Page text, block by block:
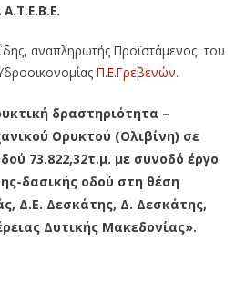
Α.Τ.Ε.Β.Ε.
αναπληρωτής Προϊστάμενος του
Π.Ε.Γρεβενών.
δραστηριότητα –
Ορυκτού (Ολιβίνη) σε
73.822,32τ.μ. με συνοδό έργο
δασικής οδού στη θέση
Δ.Ε. Δεσκάτης, Δ. Δεσκάτης,
Δυτικής Μακεδονίας».